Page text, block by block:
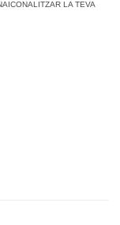
LA TEVA